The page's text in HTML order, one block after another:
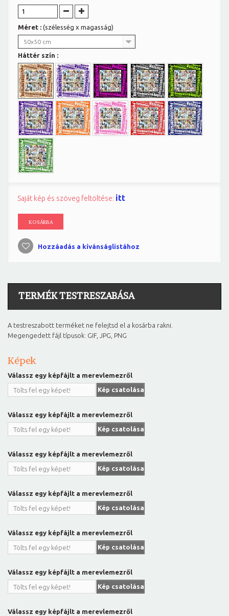
Méret : (szélesség x magasság)
50x50 cm
Háttér szín :
Saját kép és szöveg feltöltése: itt
KOSÁRBA
Hozzáadás a kívánságlistához
TERMÉK TESTRESZABÁSA
A testreszabott terméket ne felejtsd el a kosárba rakni.
Megengedett fájl típusok: GIF, JPG, PNG
Képek
Válassz egy képfájlt a merevlemezről
Tölts fel egy képet! Kép csatolása
Válassz egy képfájlt a merevlemezről
Tölts fel egy képet! Kép csatolása
Válassz egy képfájlt a merevlemezről
Tölts fel egy képet! Kép csatolása
Válassz egy képfájlt a merevlemezről
Tölts fel egy képet! Kép csatolása
Válassz egy képfájlt a merevlemezről
Tölts fel egy képet! Kép csatolása
Válassz egy képfájlt a merevlemezről
Tölts fel egy képet! Kép csatolása
Válassz egy képfájlt a merevlemezről